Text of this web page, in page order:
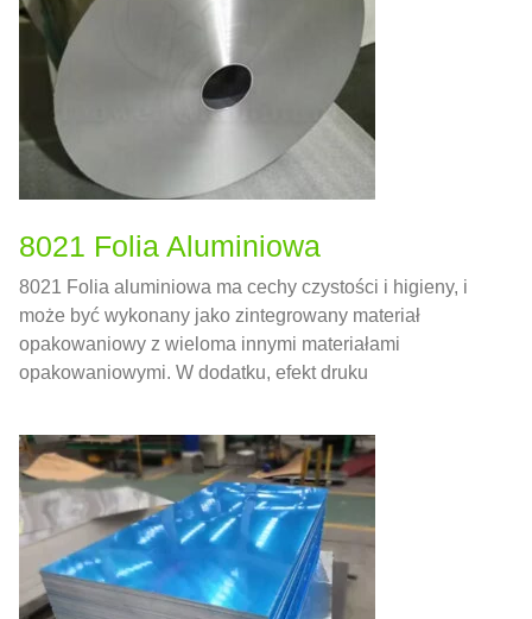
8021 Folia Aluminiowa
8021 Folia aluminiowa ma cechy czystości i higieny, i
może być wykonany jako zintegrowany materiał
opakowaniowy z wieloma innymi materiałami
opakowaniowymi. W dodatku, efekt druku
może być również stosowany w dziedzinie pakowania
żywności.